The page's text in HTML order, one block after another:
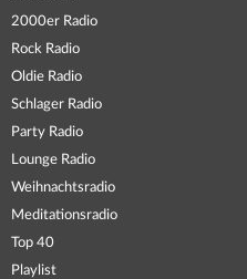
2000er Radio
Rock Radio
Oldie Radio
Schlager Radio
Party Radio
Lounge Radio
Weihnachtsradio
Meditationsradio
Top 40
Playlist